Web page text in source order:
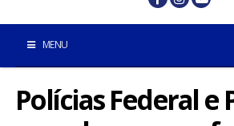
MENU
INÍCIO
Polícias Federal e